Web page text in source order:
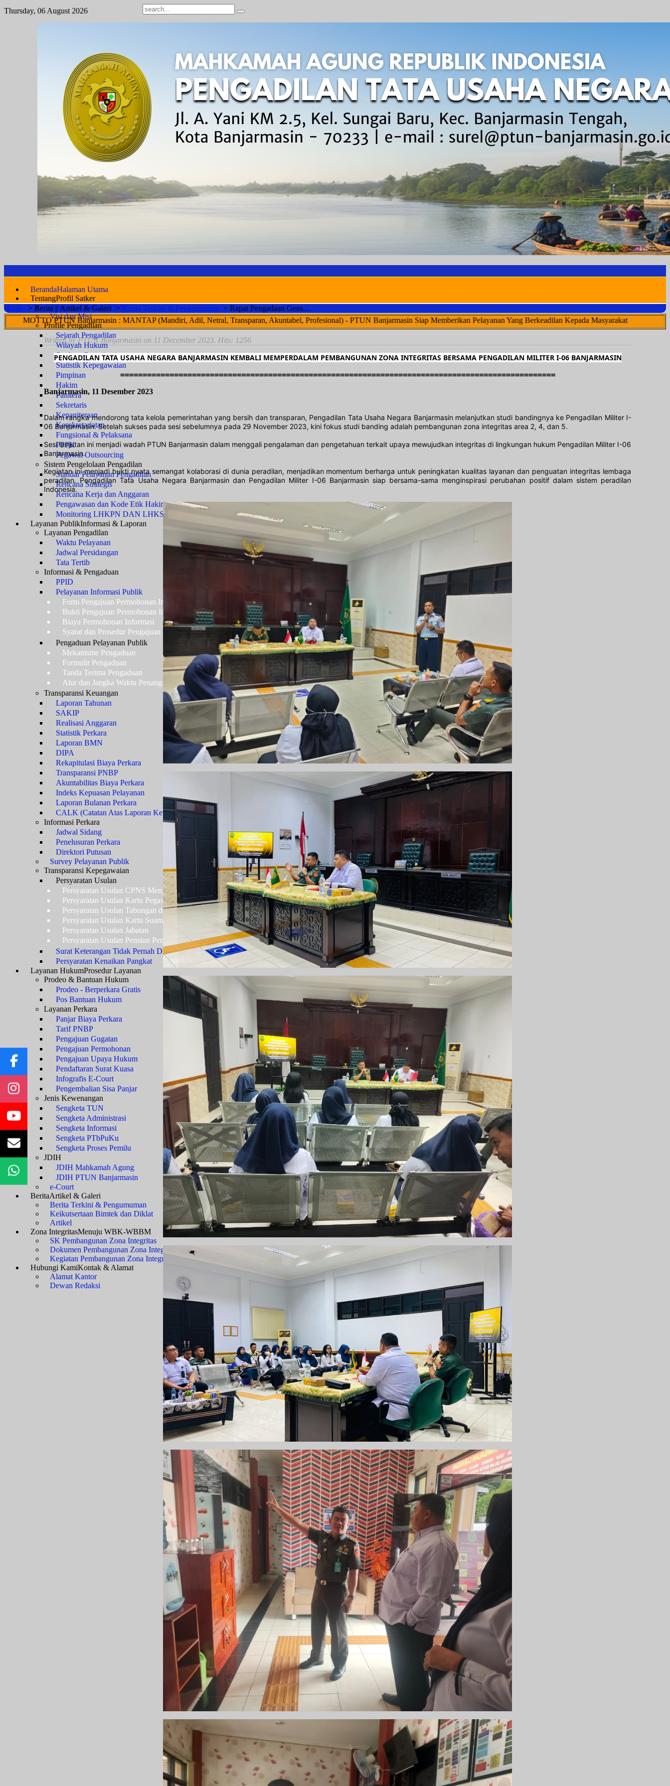
Thursday, 06 August 2026
BerandaHalaman Utama
TentangProfil Satker
Pengantar Ketua PTUN
Visi dan Misi
Profile Pengadilan
Sejarah Pengadilan
Wilayah Hukum
Struktur Organisasi
Statistik Kepegawaian
Pimpinan
Hakim
Panitera
Sekretaris
Kepaniteraan
Kesekretariatan
Fungsional & Pelaksana
PPPK
Pegawai Outsourcing
Sistem Pengelolaan Pengadilan
Standar Pelayanan Pengadilan
Rencana Strategis
Rencana Kerja dan Anggaran
Pengawasan dan Kode Etik Hakim
Monitoring LHKPN DAN LHKSN
Layanan PublikInformasi & Laporan
Layanan Pengadilan
Waktu Pelayanan
Jadwal Persidangan
Tata Tertib
Informasi & Pengaduan
PPID
Pelayanan Informasi Publik
Form Pengajuan Permohonan Informasi
Bukti Pengajuan Permohonan Informasi
Biaya Permohonan Informasi
Syarat dan Prosedur Pengajuan Keberatan atas Pelayanan Permintaan Informasi
Pengaduan Pelayanan Publik
Mekanisme Pengaduan
Formulir Pengaduan
Tanda Terima Pengaduan
Alur dan Jangka Waktu Penanganan Pengaduan
Transparansi Keuangan
Laporan Tahunan
SAKIP
Realisasi Anggaran
Statistik Perkara
Laporan BMN
DIPA
Rekapitulasi Biaya Perkara
Transparansi PNBP
Akuntabilitas Biaya Perkara
Indeks Kepuasan Pelayanan
Laporan Bulanan Perkara
CALK (Catatan Atas Laporan Keuangan)
Informasi Perkara
Jadwal Sidang
Penelusuran Perkara
Direktori Putusan
Survey Pelayanan Publik
Transparansi Kepegawaian
Persyaratan Usulan
Persyaratan Usulan CPNS Menjadi PNS
Persyaratan Usulan Kartu Pegawai (KARPEG)
Persyaratan Usulan Tabungan dan Asuransi (TASPEN)
Persyaratan Usulan Kartu Suami (KARSU) atau Kartu Isteri (KARIS)
Persyaratan Usulan Jabatan
Persyaratan Usulan Pensiun Penuh
Surat Keterangan Tidak Pernah Dijatuhi Hukuman Disiplin
Persyaratan Kenaikan Pangkat
Layanan HukumProsedur Layanan
Prodeo & Bantuan Hukum
Prodeo - Berperkara Gratis
Pos Bantuan Hukum
Layanan Perkara
Panjar Biaya Perkara
Tarif PNBP
Pengajuan Gugatan
Pengajuan Permohonan
Pengajuan Upaya Hukum
Pendaftaran Surat Kuasa
Infografis E-Court
Pengembalian Sisa Panjar
Jenis Kewenangan
Sengketa TUN
Sengketa Administrasi
Sengketa Informasi
Sengketa PTbPuKu
Sengketa Proses Pemilu
JDIH
JDIH Mahkamah Agung
JDIH PTUN Banjarmasin
e-Court
BeritaArtikel & Galeri
Berita Terkini & Pengumuman
Keikutsertaan Bimtek dan Diklat
Artikel
Zona IntegritasMenuju WBK-WBBM
SK Pembangunan Zona Integritas
Dokumen Pembangunan Zona Integritas
Kegiatan Pembangunan Zona Integritas
Hubungi KamiKontak & Alamat
Alamat Kantor
Dewan Redaksi
Home > Berita || Artikel & Galeri > > Rapat Pengadaan Gens....
Banjarmasin : MANTAP (Mandiri, Adil, Netral, Transparan, Akuntabel, Profesional) - PTUN Banjarmasin Siap Memberikan Pelayanan Yang Berkeadilan Kepada Masyarakat
Written by PTUN Banjarmasin on 11 December 2023. Hits: 1256
PENGADILAN TATA USAHA NEGARA BANJARMASIN KEMBALI MEMPERDALAM PEMBANGUNAN ZONA INTEGRITAS BERSAMA PENGADILAN MILITER I-06 BANJARMASIN
=================================================================================================
Banjarmasin, 11 Desember 2023
Dalam rangka mendorong tata kelola pemerintahan yang bersih dan transparan, Pengadilan Tata Usaha Negara Banjarmasin melanjutkan studi bandingnya ke Pengadilan Militer I-
06 Banjarmasin. Setelah sukses pada sesi sebelumnya pada 29 November 2023, kini fokus studi banding adalah pembangunan zona integritas area 2, 4, dan 5.
Sesi lanjutan ini menjadi wadah PTUN Banjarmasin dalam menggali pengalaman dan pengetahuan terkait upaya mewujudkan integritas di lingkungan hukum Pengadilan Militer I-06
Banjarmasin.
Kegiatan ini menjadi bukti nyata semangat kolaborasi di dunia peradilan, menjadikan momentum berharga untuk peningkatan kualitas layanan dan penguatan integritas lembaga
peradilan. Pengadilan Tata Usaha Negara Banjarmasin dan Pengadilan Militer I-06 Banjarmasin siap bersama-sama menginspirasi perubahan positif dalam sistem peradilan
Indonesia.